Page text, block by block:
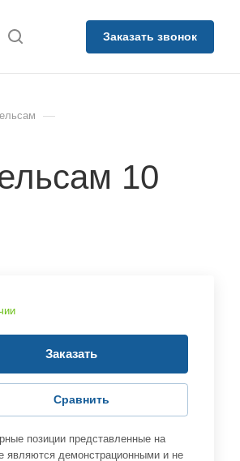
Заказать звонок
—
10
Заказать
Сравнить
позиции представленные на
являются демонстрационными и не